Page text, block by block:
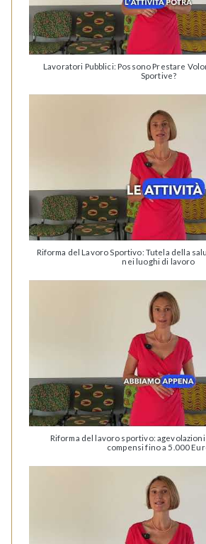
Lavoratori Pubblici: Possono Prestare
Sportive?
Riforma del Lavoro Sportivo: Tutela della
nei luoghi di lavoro
Riforma del lavoro sportivo:
compensi fino a 5.000